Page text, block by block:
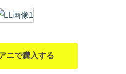
ニで購入する